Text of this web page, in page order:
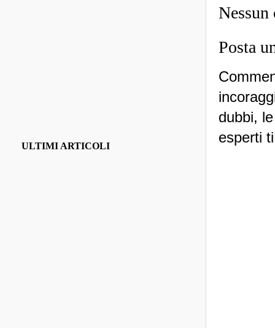
Nessun
Posta
dubbi,
esperti
ULTIMI ARTICOLI